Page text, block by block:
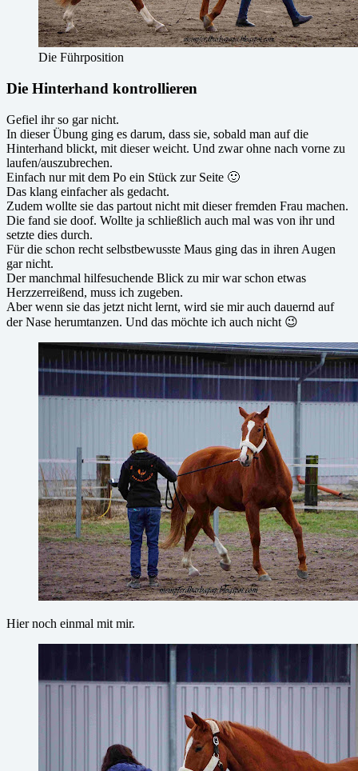
Die Führposition
Die Hinterhand kontrollieren
Gefiel ihr so gar nicht.
In dieser Übung ging es darum, dass sie, sobald man auf die
Hinterhand blickt, mit dieser weicht. Und zwar ohne nach vorne zu
laufen/auszubrechen.
Einfach nur mit dem Po ein Stück zur Seite 🙂
Das klang einfacher als gedacht.
Zudem wollte sie das partout nicht mit dieser fremden Frau machen.
Die fand sie doof. Wollte ja schließlich auch mal was von ihr und
setzte dies durch.
Für die schon recht selbstbewusste Maus ging das in ihren Augen
gar nicht.
Der manchmal hilfesuchende Blick zu mir war schon etwas
Herzzerreißend, muss ich zugeben.
Aber wenn sie das jetzt nicht lernt, wird sie mir auch dauernd auf
der Nase herumtanzen. Und das möchte ich auch nicht 😉
Hier noch einmal mit mir.